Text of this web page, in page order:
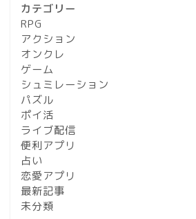
カテゴリー
RPG
アクション
オンクレ
ゲーム
シュミレーション
パズル
ポイ活
ライブ配信
便利アプリ
占い
恋愛アプリ
最新記事
未分類